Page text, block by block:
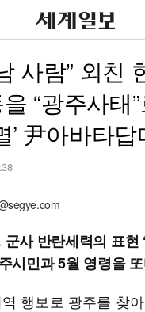
사람” 외친
을 “광주사
’ 尹아바타답
사 반란세력의 표현
시민과 5월 영령을
행보로 광주를 찾